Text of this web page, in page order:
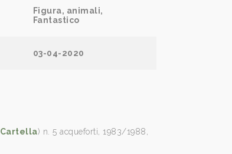
Figura, animali,
Fantastico
03-04-2020
Cartella) n. 5 acqueforti, 1983/1988,